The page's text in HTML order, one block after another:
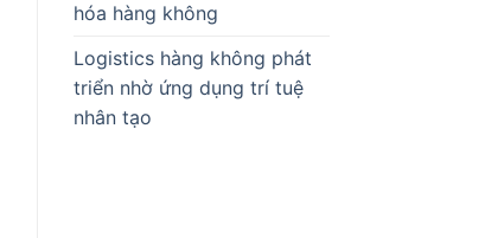
hóa hàng không
Logistics hàng không phát
triển nhờ ứng dụng trí tuệ
nhân tạo